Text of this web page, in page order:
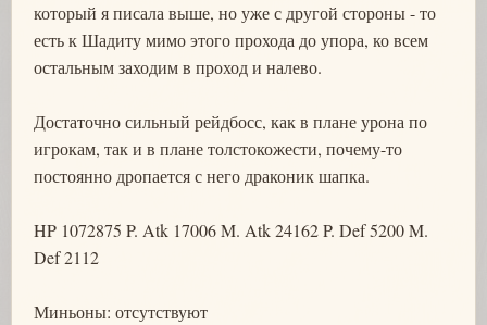
который я писала выше, но уже с другой стороны - то
есть к Шадиту мимо этого прохода до упора, ко всем
остальным заходим в проход и налево.
Достаточно сильный рейдбосс, как в плане урона по
игрокам, так и в плане толстокожести, почему-то
постоянно дропается с него драконик шапка.
HP 1072875 P. Atk 17006 M. Atk 24162 P. Def 5200 M.
Def 2112
Миньоны: отсутствуют